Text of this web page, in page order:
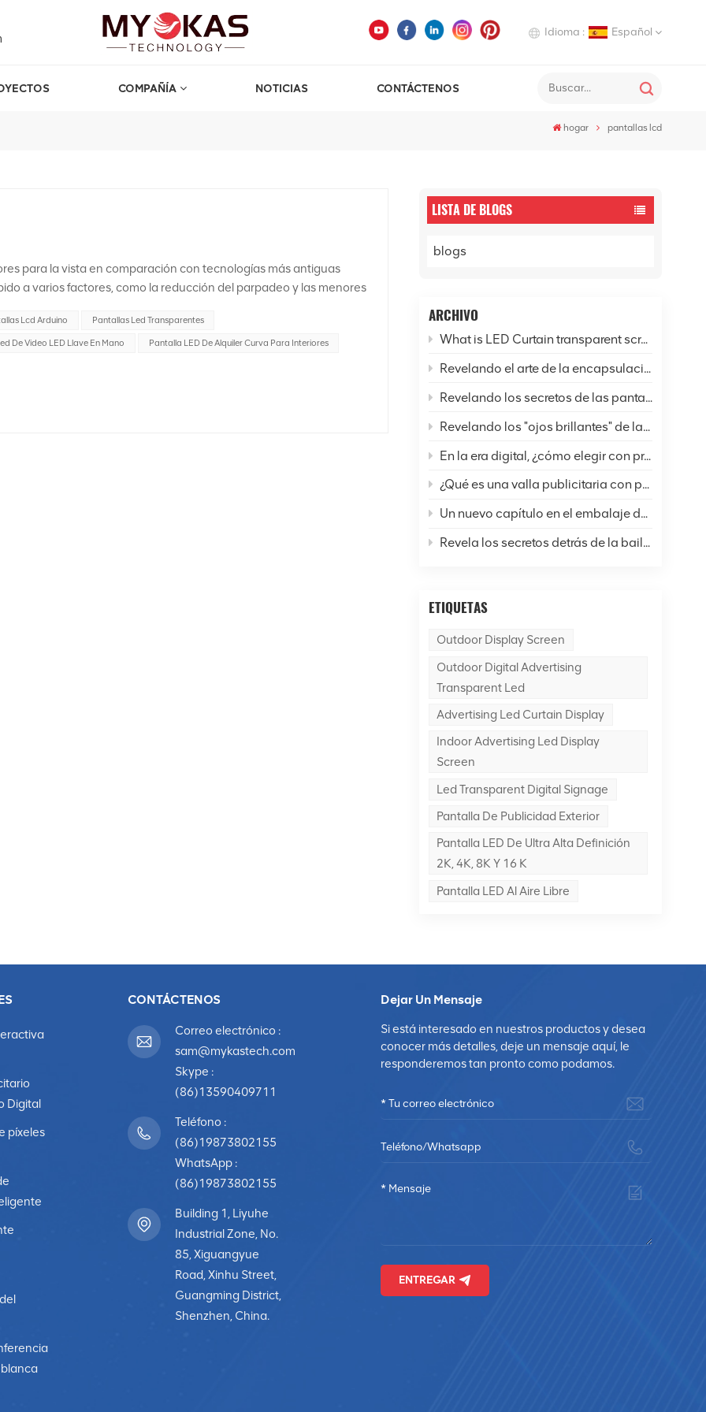
Idioma : Español
Deutsch
COMPAÑÍA NOTICIAS CONTÁCTENOS
hogar pantallas lcd
LISTA DE BLOGS
blogs
ARCHIVO
What is LED Curtain transparent screen? - Explore the new horizon of digital cities
Revelando el arte de la encapsulación de pantallas LED: un análisis completo de seis técnicas comunes y perspectivas futuras
Revelando los secretos de las pantallas LED: ¿Cómo están cambiando nuestras vidas y el mundo?
Revelando los "ojos brillantes" de las pantallas LED: un análisis completo de la resolución
En la era digital, ¿cómo elegir con precisión las pantallas LED?
¿Qué es una valla publicitaria con pantalla LED para exteriores?
Un nuevo capítulo en el embalaje de pantallas LED: ¿Cuál es la diferencia entre la tecnología SMD y COB?
Revela los secretos detrás de la bailarina de la pantalla LED.
ETIQUETAS
Outdoor Display Screen
Outdoor Digital Advertising
Transparent Led
Advertising Led Curtain Display
Indoor Advertising Led Display
Screen
Led Transparent Digital Signage
Pantalla De Publicidad Exterior
Pantalla LED De Ultra Alta Definición
2K, 4K, 8K Y 16 K
Pantalla LED Al Aire Libre
para la vista en comparación con tecnologías más antiguas
a varios factores, como la reducción del parpadeo y las menores
LED (diodo emisor de luz):Las pantallas LED son un tipo de
la tradicional retroiluminación CCFL (lámpara fluorescente de
y contraste, lo que puede hacer que el texto y las imágenes
mejores.Las pantallas LED generalmente se consideran más
Lcd Arduino Pantallas Led Transparentes
De Video LED Llave En Mano Pantalla LED De Alquiler Curva Para Interiores
Digital
píxeles
CONTÁCTENOS
Correo electrónico :
sam@mykastech.com
Skype :
(86)13590409711
Teléfono :
(86)19873802155
WhatsApp :
(86)19873802155
Building 1, Liyuhe
Industrial Zone, No.
85, Xiguangyue
Road, Xinhu Street,
Guangming District,
Shenzhen, China.
Dejar Un Mensaje
Si está interesado en nuestros productos y desea
conocer más detalles, deje un mensaje aquí, le
responderemos tan pronto como podamos.
ENTREGAR